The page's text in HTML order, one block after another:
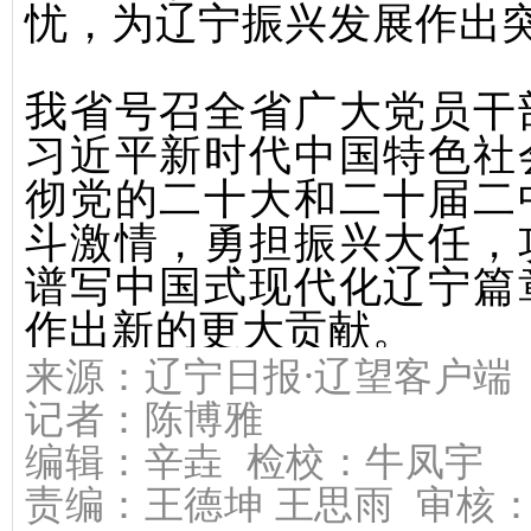
忧，为辽宁振兴发展作出
我省号召全省广大党员
习近平新时代中国特色
彻党的二十大和二十届
斗激情，勇担振兴大任
谱写中国式现代化辽宁
作出新的更大贡献。
来源： 辽宁日报·辽望客户端
记者： 陈博雅
编辑：辛垚 检校：牛凤宇
责编： 王德坤 王思雨 审核